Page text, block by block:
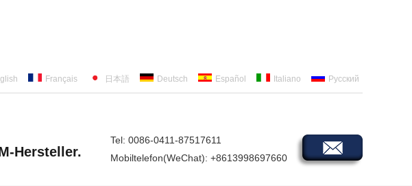
Français 日本語 Deutsch Español Italiano Русский
Hersteller.
Tel: 0086-0411-87517611
Mobiltelefon(WeChat): +8613998697660